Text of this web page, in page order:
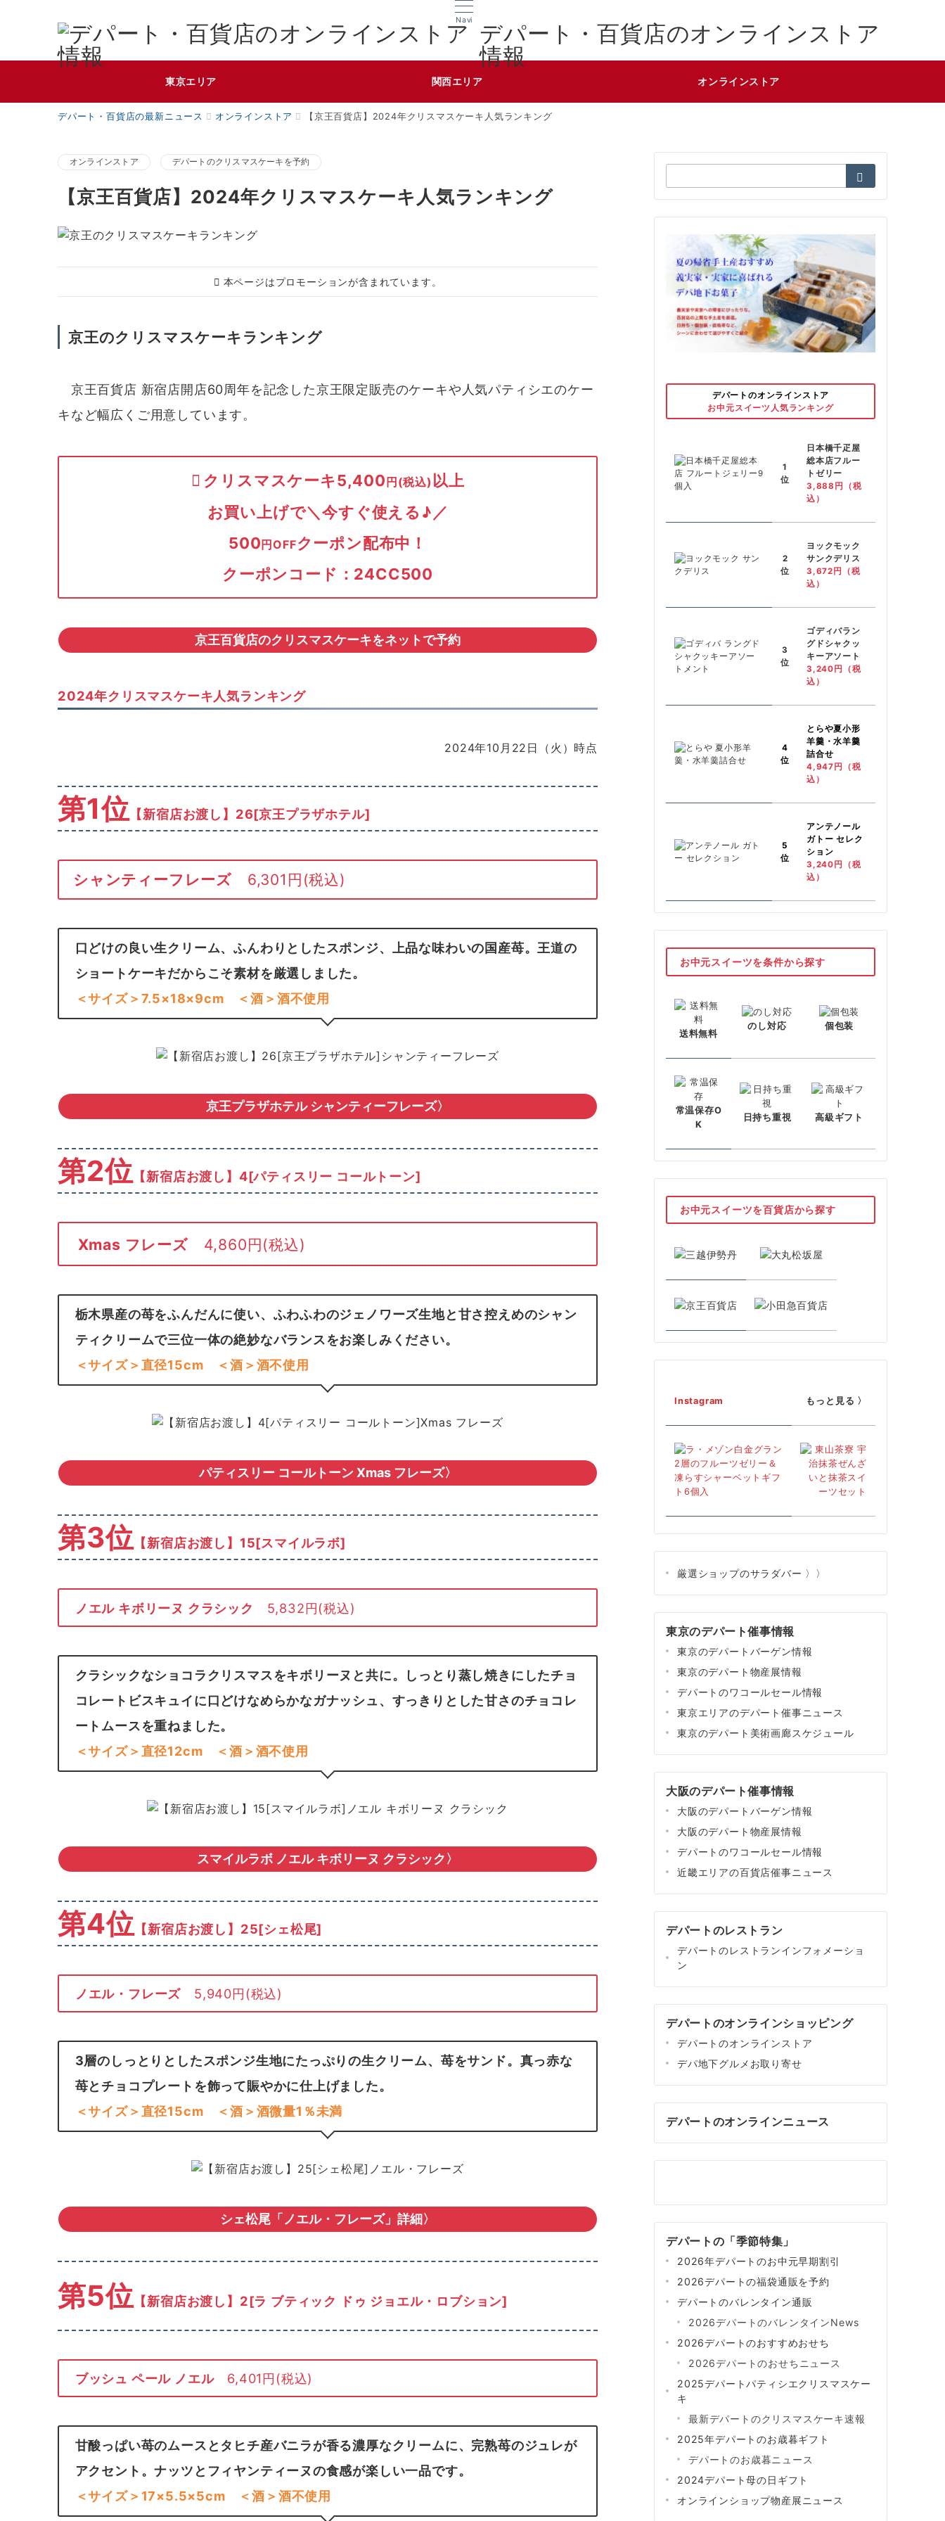
Navi
デパート・百貨店のオンラインストア
情報
東京エリア 関西エリア オンラインストア
デパート・百貨店の最新ニュース オンラインストア 【京王百貨店】2024年クリスマスケーキ人気ランキング
オンラインストア デパートのクリスマスケーキを予約
【京王百貨店】2024年クリスマスケーキ人気ランキング
本ページはプロモーションが含まれています。
京王のクリスマスケーキランキング
京王百貨店 新宿店開店60周年を記念した京王限定販売のケーキや人気パティシエのケー
キなど幅広くご用意しています。
クリスマスケーキ5,400 円(税込) 以上
お買い上げで＼今すぐ使える♪／
500 円OFFクーポン配布中！
クーポンコード：24CC500
京王百貨店のクリスマスケーキをネットで予約
2024年クリスマスケーキ人気ランキング
2024年10月22日（火）時点
第1位 【新宿店お渡し】26[京王プラザホテル]
シャンティーフレーズ 6,301円(税込)
口どけの良い生クリーム、ふんわりとしたスポンジ、上品な味わいの国産苺。王道の
ショートケーキだからこそ素材を厳選しました。
＜サイズ＞7.5×18×9cm ＜酒＞酒不使用
京王プラザホテル シャンティーフレーズ〉
第2位 【新宿店お渡し】4[パティスリー コールトーン]
Xmas フレーズ 4,860円(税込)
栃木県産の苺をふんだんに使い、ふわふわのジェノワーズ生地と甘さ控えめのシャン
ティクリームで三位一体の絶妙なバランスをお楽しみください。
＜サイズ＞直径15cm ＜酒＞酒不使用
パティスリー コールトーン Xmas フレーズ〉
第3位【新宿店お渡し】15[スマイルラボ]
ノエル キボリーヌ クラシック 5,832円(税込)
クラシックなショコラクリスマスをキボリーヌと共に。しっとり蒸し焼きにしたチョ
コレートビスキュイに口どけなめらかなガナッシュ、すっきりとした甘さのチョコレ
ートムースを重ねました。
＜サイズ＞直径12cm ＜酒＞酒不使用
スマイルラボ ノエル キボリーヌ クラシック〉
第4位 【新宿店お渡し】25[シェ松尾]
ノエル・フレーズ 5,940円(税込)
3層のしっとりとしたスポンジ生地にたっぷりの生クリーム、苺をサンド。真っ赤な
苺とチョコプレートを飾って賑やかに仕上げました。
＜サイズ＞直径15cm ＜酒＞酒微量1％未満
シェ松尾「ノエル・フレーズ」詳細〉
第5位 【新宿店お渡し】2[ラ ブティック ドゥ ジョエル・ロブション]
ブッシュ ペール ノエル6,401円(税込)
甘酸っぱい苺のムースとタヒチ産バニラが香る濃厚なクリームに、完熟苺のジュレが
アクセント。ナッツとフィヤンティーヌの食感が楽しい一品です。
＜サイズ＞17×5.5×5cm ＜酒＞酒不使用
索：
デパートのオンラインストア
お中元スイーツ人気ランキング
1
位
日本橋千疋屋
総本店フルー
トゼリー
3,888円（税
込）
2
位
ヨックモック
サンクデリス
3,672円（税
込）
3
位
ゴディバラン
グドシャクッ
キーアソート
3,240円（税
込）
4
位
とらや夏小形
羊羹・水羊羹
詰合せ
4,947円（税
込）
5
位
アンテノール
ガトー セレク
ション
3,240円（税
込）
お中元スイーツを条件から探す
送料無料
のし対応 個包装
常温保存O
K
日持ち重視 高級ギフト
お中元スイーツを百貨店から探す
Instagram もっと見る 〉
厳選ショップのサラダバー 〉〉
東京のデパート催事情報
東京のデパートバーゲン情報
東京のデパート物産展情報
デパートのワコールセール情報
東京エリアのデパート催事ニュース
東京のデパート美術画廊スケジュール
大阪のデパート催事情報
大阪のデパートバーゲン情報
大阪のデパート物産展情報
デパートのワコールセール情報
近畿エリアの百貨店催事ニュース
デパートのレストラン
デパートのレストランインフォメーショ
ン
デパートのオンラインショッピング
デパートのオンラインストア
デパ地下グルメお取り寄せ
デパートのオンラインニュース
デパートの「季節特集」
2026年デパートのお中元早期割引
2026デパートの福袋通販を予約
デパートのバレンタイン通販
2026デパートのバレンタインNews
2026デパートのおすすめおせち
2026デパートのおせちニュース
2025デパートパティシエクリスマスケー
キ
最新デパートのクリスマスケーキ速報
2025年デパートのお歳暮ギフト
デパートのお歳暮ニュース
2024デパート母の日ギフト
オンラインショップ物産展ニュース